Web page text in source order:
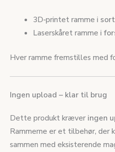
3D‑printet ramme i
Laserskåret ramme i
Hver ramme fremstilles med
Ingen upload – klar til brug
Dette produkt kræver ingen
Rammerne er et tilbehør, der
sammen med eksisterende